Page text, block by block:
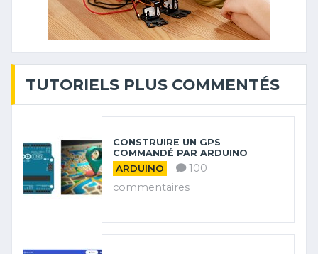
TUTORIELS PLUS COMMENTÉS
CONSTRUIRE UN GPS
COMMANDÉ PAR ARDUINO
ARDUINO
100
commentaires